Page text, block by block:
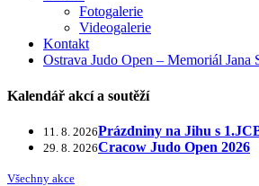
Fotogalerie
Videogalerie
Kontakt
Ostrava Judo Open – Memoriál Jana
Kalendář akcí a soutěží
11. 8. 2026Prázdniny na Jihu s
29. 8. 2026Cracow Judo Open 2026
Všechny akce